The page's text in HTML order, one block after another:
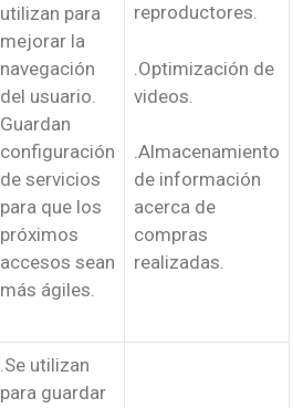
utilizan para
mejorar la
navegación
del usuario.
Guardan
configuración
de servicios
para que los
próximos
accesos sean
más ágiles.
reproductores.
.Optimización de
videos.
.Almacenamiento
de información
acerca de
compras
realizadas.
.Se utilizan
para guardar